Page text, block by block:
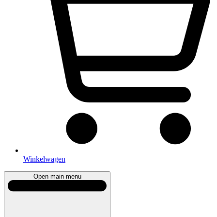
Winkelwagen
Open main menu